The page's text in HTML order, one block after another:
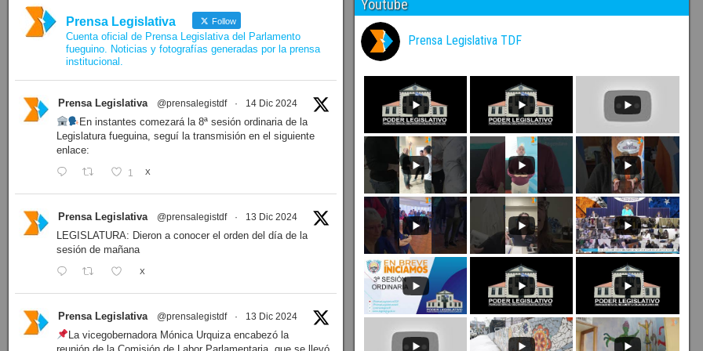
Prensa Legislativa Follow
Cuenta oficial de Prensa Legislativa del Parlamento
fueguino. Noticias y fotografías generadas por la prensa
institucional.
Prensa Legislativa @prensalegistdf · 14 Dic 2024
En instantes comezará la 8ª sesión ordinaria de la
Legislatura fueguina, seguí la transmisión en el siguiente
enlace:
1 X
Prensa Legislativa @prensalegistdf · 13 Dic 2024
LEGISLATURA: Dieron a conocer el orden del día de la
sesión de mañana
X
Prensa Legislativa @prensalegistdf · 13 Dic 2024
La vicegobernadora Mónica Urquiza encabezó la
Youtube
Prensa Legislativa TDF